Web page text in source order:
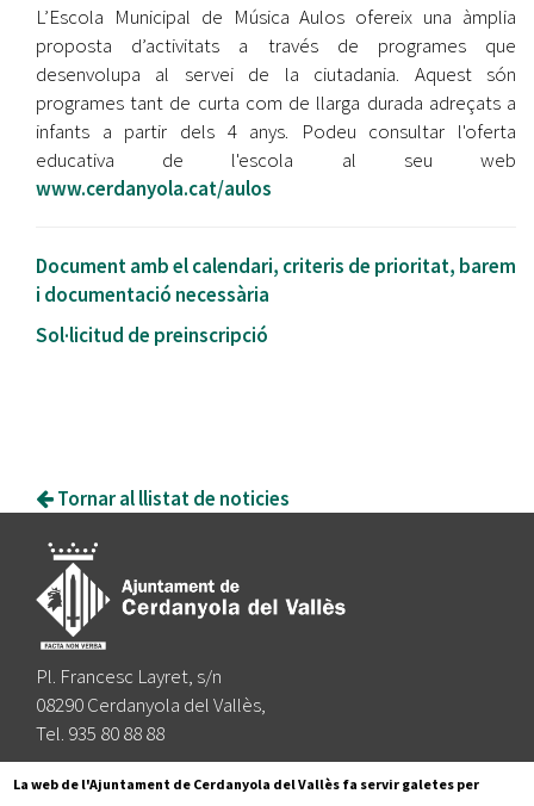
L’Escola Municipal de Música Aulos ofereix una àmplia
proposta d’activitats a través de programes que
desenvolupa al servei de la ciutadania. Aquest són
programes tant de curta com de llarga durada adreçats a
infants a partir dels 4 anys. Podeu consultar l'oferta
educativa de l'escola al seu web
www.cerdanyola.cat/aulos
Document amb el calendari, criteris de prioritat, barem
i documentació necessària
Sol·licitud de preinscripció
Tornar al llistat de noticies
Pl. Francesc Layret, s/n
08290 Cerdanyola del Vallès,
Tel. 935 80 88 88
Segueix-nos a:
La web de l'Ajuntament de Cerdanyola del Vallès fa servir galetes per